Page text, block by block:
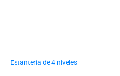
Estantería de 4 niveles